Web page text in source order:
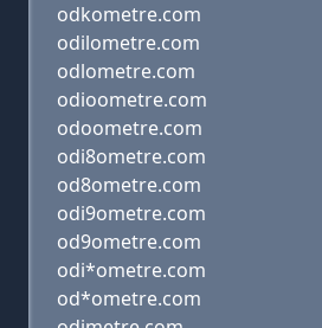
odkometre.com
odilometre.com
odlometre.com
odioometre.com
odoometre.com
odi8ometre.com
od8ometre.com
odi9ometre.com
od9ometre.com
odi*ometre.com
od*ometre.com